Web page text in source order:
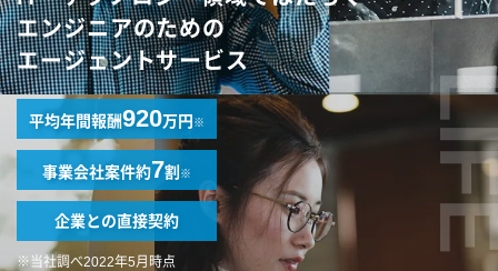
エンジニアのための
エージェントサービス
平均年間報酬920万円※
事業会社案件約7割※
企業との直接契約
※当社調べ2022年5月時点